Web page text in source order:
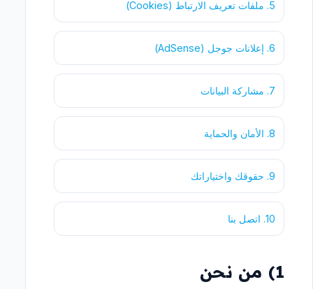
5. ملفات تعريف الارتباط (Cookies)
6. إعلانات جوجل (AdSense)
7. مشاركة البيانات
8. الأمان والحماية
9. حقوقك واختياراتك
10. اتصل بنا
1) من نحن